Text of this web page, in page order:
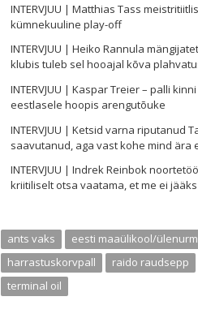
INTERVJUU | Matthias Tass
kümnekuuline play-off
INTERVJUU | Heiko Rannula
klubis tuleb sel hooajal kõva
INTERVJUU | Kaspar Treier – palli
eestlasele hoopis arengutõuke
INTERVJUU | Ketsid varna riputanud
saavutanud, aga vast kohe mind ära
INTERVJUU | Indrek Reinbok
kriitiliselt otsa vaatama, et me ei
ants vaks eesti maaülikool/
harrastuskorvpall
raido raudsepp
terminal oil